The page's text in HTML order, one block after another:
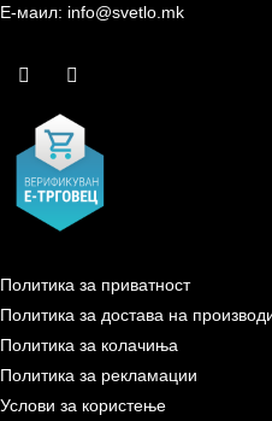
Е-маил: info@svetlo.mk
Политика за приватност
Политика за достава на
Политика за колачиња
Политика за рекламации
Услови за користење